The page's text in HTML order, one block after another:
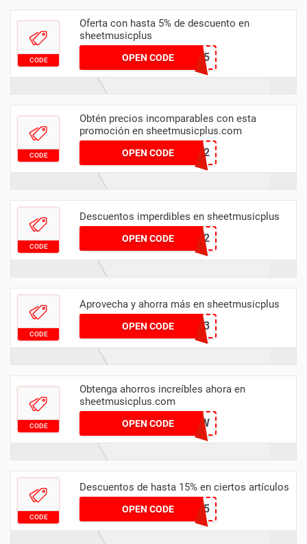
CODE
Oferta con hasta 5% de descuento en
sheetmusicplus
OPEN CODE
SIMPLYCODES5
CODE
Obtén precios incomparables con esta
promoción en sheetmusicplus.com
OPEN CODEHL04009372
CODE
Descuentos imperdibles en sheetmusicplus
OPEN CODERWB2022
CODE
Aprovecha y ahorra más en sheetmusicplus
OPEN CODEFOCOSO23
CODE
Obtenga ahorros increíbles ahora en
sheetmusicplus.com
OPEN CODEJ7G295W
CODE
Descuentos de hasta 15% en ciertos artículos
OPEN CODEWORSHIP15